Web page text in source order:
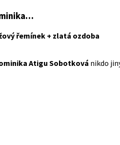
řemínek + zlatá ozdoba
Atigu Sobotková nikdo